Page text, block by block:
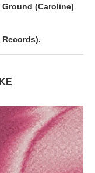
Ground (Caroline)
Records).